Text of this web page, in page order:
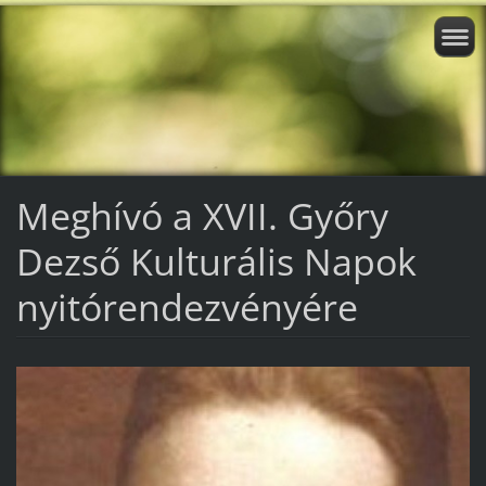
Meghívó a XVII. Győry
Dezső Kulturális Napok
nyitórendezvényére